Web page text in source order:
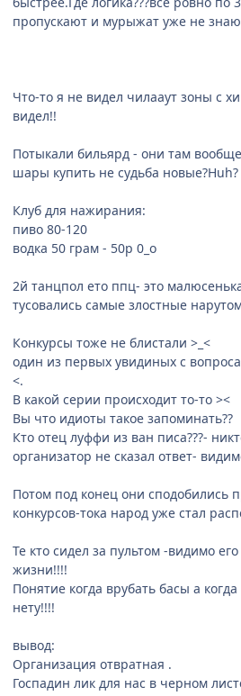
пропускают и мурыжат уже не знаю
Что-то я не видел чилааут зоны с
видел!!
Потыкали бильярд - они там
шары купить не судьба новые?Huh?
Клуб для нажирания:
пиво 80-120
водка 50 грам - 50р 0_o
2й танцпол ето ппц- это
тусовались самые злостные
Конкурсы тоже не блистали >_<
один из первых увидиных с
<.
В какой серии происходит то-то ><
Вы что идиоты такое запоминать??
Кто отец луффи из ван писа???-
организатор не сказал ответ-
Потом под конец они сподобились
конкурсов-тока народ уже стал
Те кто сидел за пультом -видимо
жизни!!!!
Понятие когда врубать басы а
нету!!!!
вывод:
Организация отвратная .
Госпадин лик для нас в черном